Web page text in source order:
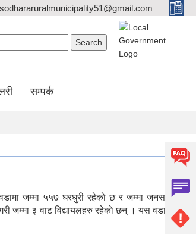
सम्पर्क
जम्मा ५५७ घरधुरी रहेकाे छ र जम्मा जनसख्या
जम्मा ३ वाट विद्यायलहरु रहेकाे छन् । यस वडाबाट